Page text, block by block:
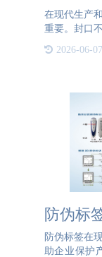
在现代生产
重要。封口
更是防止假
企业在选择
2026-06-
防伪标
防伪标签在
助企业保护